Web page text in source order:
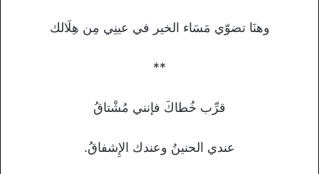
وهنَا تضوّي مَسَاء الخير في عينِي مِن هِلَالك
**
قرِّب خُطاكَ فإنني مُشْتاقُ
عندي الحنينُ وعندك الإِشفاقُ.